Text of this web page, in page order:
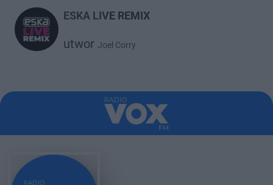
ESKA LIVE REMIX
utwor Joel Corry